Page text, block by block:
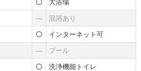
大浴場
― 混浴あり
インターネット可
― プール
洗浄機能トイレ